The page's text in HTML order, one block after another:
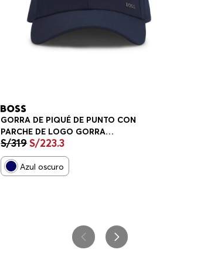
GORRA DE PIQUÉ DE PUNTO CON
PARCHE DE LOGO GORRA
HOMBRE
S/319S/223.3
Azul oscuro